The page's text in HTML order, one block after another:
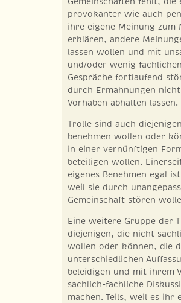
provokanter wie auch
ihre eigene Meinung zum
erklären, andere
lassen wollen und mit
und/oder wenig
Gespräche fortlaufend
durch Ermahnungen
Vorhaben abhalten lassen.
Trolle sind auch
benehmen wollen oder
in einer vernünftigen
beteiligen wollen.
eigenes Benehmen egal
weil sie durch
Gemeinschaft stören
Eine weitere Gruppe der
diejenigen, die nicht
wollen oder können, die
unterschiedlichen
beleidigen und mit ihrem
sachlich-fachliche
machen. Teils, weil es ihr